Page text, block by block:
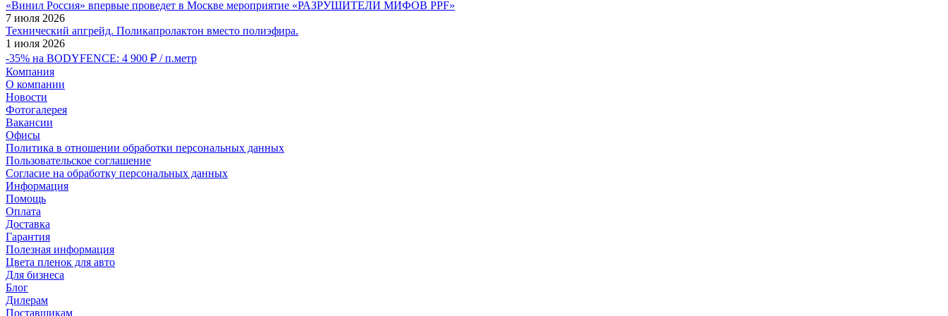
«Винил Россия» впервые проведет в Москве мероприятие «РАЗРУШИТЕЛИ МИФОВ PPF»
7 июля 2026
Технический апгрейд. Поликапролактон вместо полиэфира.
1 июля 2026
-35% на BODYFENCE: 4 900 ₽ / п.метр
Компания
О компании
Новости
Фотогалерея
Вакансии
Офисы
Политика в отношении обработки персональных данных
Пользовательское соглашение
Согласие на обработку персональных данных
Информация
Помощь
Оплата
Доставка
Гарантия
Полезная информация
Цвета пленок для авто
Для бизнеса
Блог
Дилерам
Поставщикам